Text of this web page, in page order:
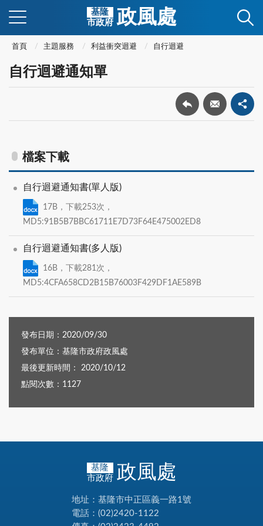
基隆
市政府 政風處
首頁 主題服務 利益衝突迴避 自行迴避
自行迴避通知單
檔案下載
自行迴避通知書(單人版)
17B，下載253次，
MD5:91B5B7BBC61711E7D73F64E475002ED8
自行迴避通知書(多人版)
16B，下載281次，
MD5:4CFA658CD2B15B76003F429DF1AE589B
發布日期：2020/09/30
發布單位：基隆市政府政風處
最後更新時間： 2020/10/12
點閱次數：1127
基隆
市政府 政風處
地址：基隆市中正區義一路1號
電話：(02)2420-1122